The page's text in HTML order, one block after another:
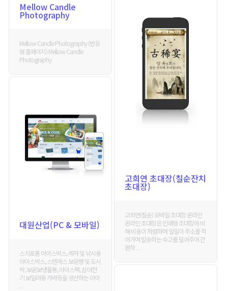
Mellow Candle
Photography
Mellow Candle Photography (반응
형 홈페이지) Mellow Candle
Photography
고희연 초대장(칠순잔치
초대장)
고희연(칠순) 모바일 초대장 온라인
온라인 초대장은 인쇄형 초대장에 비
해 비용이 저렴하며 일일이 주소를 적
어가며 발송하는 수고를 덜어주어 간
편하 . . .
대원산업(PC & 모바일)
스치로폼 아이스박스, 레저 및 낚시용
아이스박스, 스텐레스 보온병 및 도시
락, 보온보냉물통, 아이스팩, 심야전
기 보일러용 카바등을 생산하는 아이
. . .